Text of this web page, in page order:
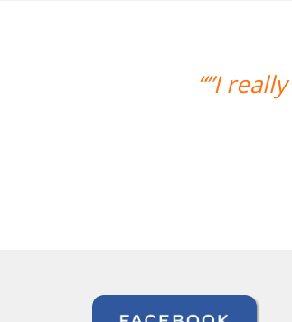
teaching style and I
looking forward